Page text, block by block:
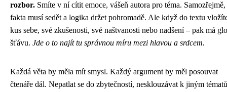
rozbor. Smíte v ní cítit emoce, vášeň autora pro téma. Samozřejmě,
fakta musí sedět a logika držet pohromadě. Ale když do textu
kus sebe, své zkušenosti, své naštvanosti nebo nadšení – pak má
šťávu. Jde o to najít tu správnou míru mezi hlavou a srdcem.
Každá věta by měla mít smysl. Každý argument by měl posouvat
čtenáře dál. Nepatlat se do zbytečností, nesklouzávat k jiným